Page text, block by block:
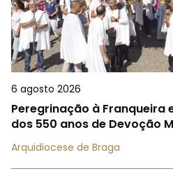
6 agosto 2026
Peregrinação à Franqueira
dos 550 anos de Devoção
Arquidiocese de Braga